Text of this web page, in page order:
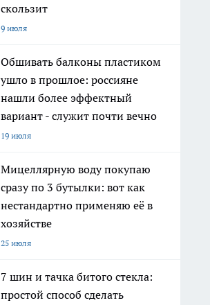
скользит
9 июля
Обшивать балконы пластиком
ушло в прошлое: россияне
нашли более эффектный
вариант - служит почти вечно
19 июля
Мицеллярную воду покупаю
сразу по 3 бутылки: вот как
нестандартно применяю её в
хозяйстве
25 июля
7 шин и тачка битого стекла:
простой способ сделать